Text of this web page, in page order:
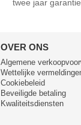
twee jaar garantie
OVER ONS
Algemene
Wettelijke
Cookiebeleid
Beveiligde betaling
Kwaliteitsdiensten